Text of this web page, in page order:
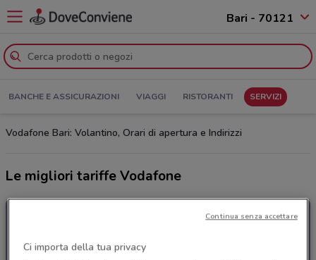
Bari - 70121
BANCHE E ASSICURAZIONI VIAGGI RISTORANTI SERVIZI
Vodafone Bari: Volantino, Orari di apertura e Indirizzi
Le migliori tariffe Vodafone
Ci importa della tua privacy
Continua senza accettare